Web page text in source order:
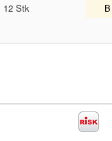
12 Stk
B